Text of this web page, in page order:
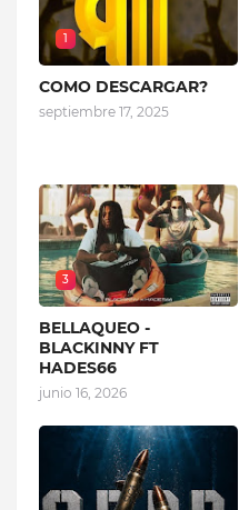
1
COMO DESCARGAR?
septiembre 17, 2025
3
BELLAQUEO -
BLACKINNY FT
HADES66
junio 16, 2026